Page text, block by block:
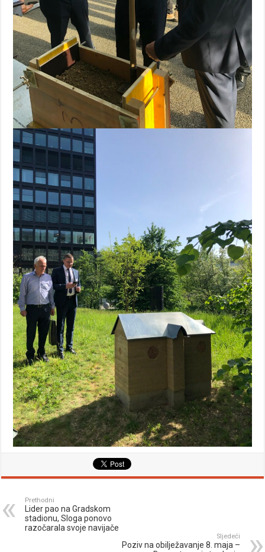
Prethodni
Lider pao na Gradskom
stadionu, Sloga ponovo
razočarala svoje navijače
Sljedeći
Poziv na obilježavanje 8. maja –